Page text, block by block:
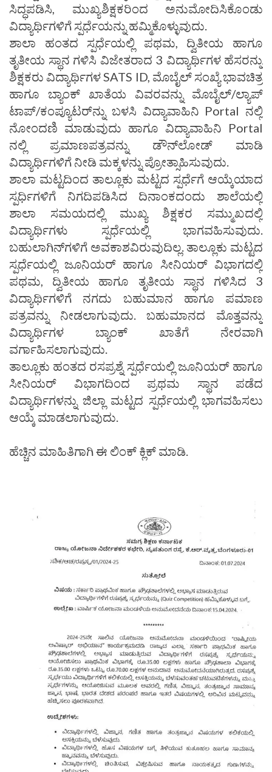
ಸಿದ್ಧಪಡಿಸಿ, ಮುಖ್ಯಶಿಕ್ಷಕರಿಂದ ಅನುಮೋದಿಸಿಕೊಂಡು
ವಿದ್ಯಾರ್ಥಿಗಳಿಗೆ ಸ್ಪರ್ಧೆಯನ್ನು ಹಮ್ಮಿಕೊಳ್ಳುವುದು.
ಶಾಲಾ ಹಂತದ ಸ್ಪರ್ಧೆಯಲ್ಲಿ ಪಥಮ, ದ್ವಿತೀಯ ಹಾಗೂ
ತೃತೀಯ ಸ್ಥಾನ ಗಳಿಸಿ ವಿಜೇತರಾದ 3 ವಿದ್ಯಾರ್ಥಿಗಳ ಹೆಸರನ್ನು
ಶಿಕ್ಷಕರು ವಿದ್ಯಾರ್ಥಿಗಳ SATS ID, ಮೊಬೈಲ್ ಸಂಖ್ಯೆ ಭಾವಚಿತ್ರ
ಹಾಗೂ ಬ್ಯಾಂಕ್ ಖಾತೆಯ ವಿವರವನ್ನು ಮೊಬೈಲ್/ಲ್ಯಾಪ್
ಟಾಪ್/ಕಂಪ್ಯೂಟರ್‌ನ್ನು ಬಳಸಿ ವಿದ್ಯಾವಾಹಿನಿ Portal ನಲ್ಲಿ
ನೋಂದಣಿ ಮಾಡುವುದು ಹಾಗೂ ವಿದ್ಯಾವಾಹಿನಿ Portal
ನಲ್ಲಿ ಪ್ರಮಾಣಪತ್ರವನ್ನು ಡೌನ್‌ಲೋಡ್ ಮಾಡಿ
ವಿದ್ಯಾರ್ಥಿಗಳಿಗೆ ನೀಡಿ ಮಕ್ಕಳನ್ನು ಪ್ರೋತ್ಸಾಹಿಸುವುದು.
ಶಾಲಾ ಮಟ್ಟದಿಂದ ತಾಲ್ಲೂಕು ಮಟ್ಟದ ಸ್ಪರ್ಧೆಗೆ ಆಯ್ಕೆಯಾದ
ಸ್ಪರ್ಧಿಗಳಿಗೆ ನಿಗದಿಪಡಿಸಿದ ದಿನಾಂಕದಂದು ಶಾಲೆಯಲ್ಲಿ
ಶಾಲಾ ಸಮಯದಲ್ಲಿ ಮುಖ್ಯ ಶಿಕ್ಷಕರ ಸಮ್ಮುಖದಲ್ಲಿ
ವಿದ್ಯಾರ್ಥಿಗಳು ಸ್ಪರ್ಧೆಯಲ್ಲಿ ಭಾಗವಹಿಸುವುದು.
ಬಹುಲಾಗಿನ್‌ಗಳಿಗೆ ಅವಕಾಶವಿರುವುದಿಲ್ಲ. ತಾಲ್ಲೂಕು ಮಟ್ಟದ
ಸ್ಪರ್ಧೆಯಲ್ಲಿ ಜೂನಿಯರ್ ಹಾಗೂ ಸೀನಿಯರ್ ವಿಭಾಗದಲ್ಲಿ
ಪಥಮ, ದ್ವಿತೀಯ ಹಾಗೂ ತೃತೀಯ ಸ್ಥಾನ ಗಳಿಸಿದ 3
ವಿದ್ಯಾರ್ಥಿಗಳಿಗೆ ನಗದು ಬಹುಮಾನ ಹಾಗೂ ಪಮಾಣ
ಪತ್ರವನ್ನು ನೀಡಲಾಗುವುದು. ಬಹುಮಾನದ ಮೊತ್ತವನ್ನು
ವಿದ್ಯಾರ್ಥಿಗಳ ಬ್ಯಾಂಕ್ ಖಾತೆಗೆ ನೇರವಾಗಿ
ವರ್ಗಾಹಿಸಲಾಗುವುದು.
ತಾಲ್ಲೂಕು ಹಂತದ ರಸಪ್ರಶ್ನೆ ಸ್ಪರ್ಧೆಯಲ್ಲಿ ಜೂನಿಯರ್ ಹಾಗೂ
ಸೀನಿಯರ್ ವಿಭಾಗದಿಂದ ಪ್ರಥಮ ಸ್ಥಾನ ಪಡೆದ
ವಿದ್ಯಾರ್ಥಿಗಳನ್ನು ಜಿಲ್ಲಾ ಮಟ್ಟದ ಸ್ಪರ್ಧೆಯಲ್ಲಿ ಭಾಗವಹಿಸಲು
ಆಯ್ಕೆ ಮಾಡಲಾಗುವುದು.
ಹೆಚ್ಚಿನ ಮಾಹಿತಿಗಾಗಿ ಈ ಲಿಂಕ್ ಕ್ಲಿಕ್ ಮಾಡಿ.